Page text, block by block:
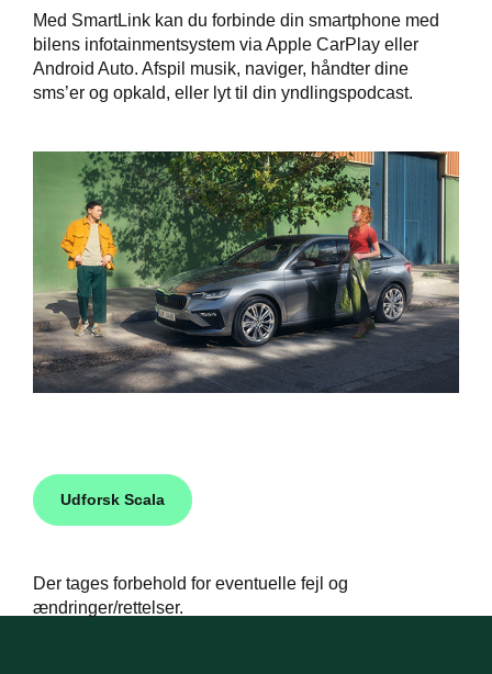
Med SmartLink kan du forbinde din smartphone med
bilens infotainmentsystem via Apple CarPlay eller
Android Auto. Afspil musik, naviger, håndter dine
sms’er og opkald, eller lyt til din yndlingspodcast.
Udforsk Scala
Der tages forbehold for eventuelle fejl og
ændringer/rettelser.